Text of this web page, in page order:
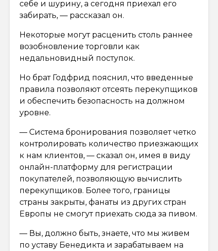
себе и шурину, а сегодня приехал его
забирать, — рассказал он.
Некоторые могут расценить столь раннее
возобновление торговли как
недальновидный поступок.
Но брат Годфрид пояснил, что введенные
правила позволяют отсеять перекупщиков
и обеспечить безопасность на должном
уровне.
— Система бронирования позволяет четко
контролировать количество приезжающих
к нам клиентов, — сказал он, имея в виду
онлайн-платформу для регистрации
покупателей, позволяющую вычислить
перекупщиков. Более того, границы
страны закрыты, фанаты из других стран
Европы не смогут приехать сюда за пивом.
— Вы, должно быть, знаете, что мы живем
по уставу Бенедикта и зарабатываем на